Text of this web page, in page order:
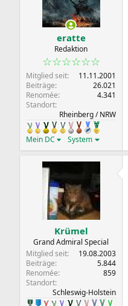
eratte
Redaktion
☆☆☆☆☆☆
Mitglied seit
11.11.2001
Beiträge
26.021
Renomée
4.341
Standort
Rheinberg / NRW
Mein DC System
Krümel
Grand Admiral Special
Mitglied seit
19.08.2003
Beiträge
5.844
Renomée
859
Standort
Schleswig-Holstein